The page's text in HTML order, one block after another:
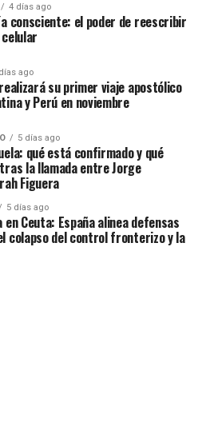
4 días ago
consciente: el poder de reescribir
ago
realizará su primer viaje apostólico
y Perú en noviembre
5 días ago
qué está confirmado y qué
la llamada entre Jorge
Figuera
5 días ago
Ceuta: España alinea defensas
colapso del control fronterizo y la